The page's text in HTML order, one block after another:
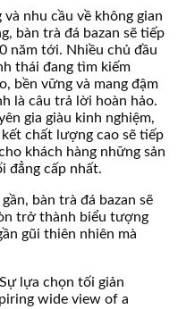
nhu cầu về không gian
bàn trà đá bazan sẽ tiếp
năm tới. Nhiều chủ đầu
thái đang tìm kiếm
bền vững và mang đậm
là câu trả lời hoàn hảo.
gia giàu kinh nghiệm,
chất lượng cao sẽ tiếp
khách hàng những sản
đẳng cấp nhất.
bàn trà đá bazan sẽ
trở thành biểu tượng
gũi thiên nhiên mà